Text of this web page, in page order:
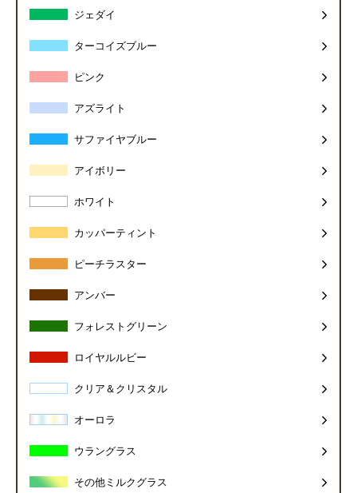
ジェダイ
ターコイズブルー
ピンク
アズライト
サファイヤブルー
アイボリー
ホワイト
カッパーティント
ピーチラスター
アンバー
フォレストグリーン
ロイヤルルビー
クリア＆クリスタル
オーロラ
ウラングラス
その他ミルクグラス